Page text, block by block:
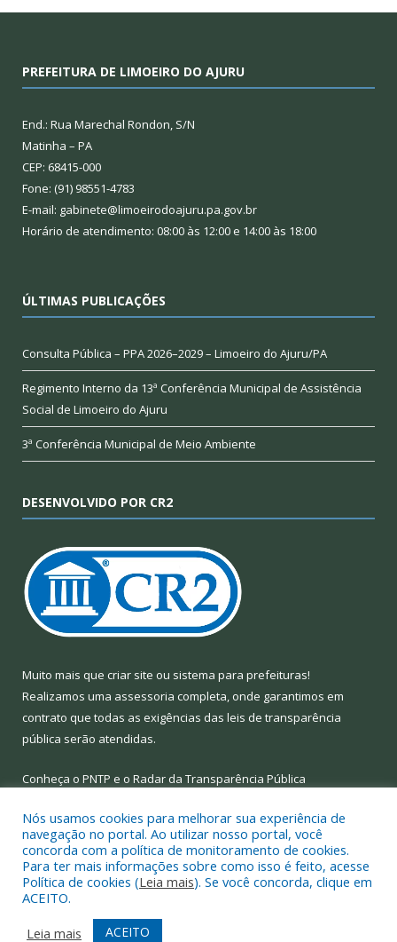
PREFEITURA DE LIMOEIRO DO AJURU
End.: Rua Marechal Rondon, S/N
Matinha – PA
CEP: 68415-000
Fone: (91) 98551-4783
E-mail: gabinete@limoeirodoajuru.pa.gov.br
Horário de atendimento: 08:00 às 12:00 e 14:00 às 18:00
ÚLTIMAS PUBLICAÇÕES
Consulta Pública – PPA 2026–2029 – Limoeiro do Ajuru/PA
Regimento Interno da 13ª Conferência Municipal de Assistência
Social de Limoeiro do Ajuru
3ª Conferência Municipal de Meio Ambiente
DESENVOLVIDO POR CR2
Muito mais que criar site ou sistema para prefeituras!
Realizamos uma assessoria completa, onde garantimos em
contrato que todas as exigências das leis de transparência
pública serão atendidas.
Conheça o PNTP e o Radar da Transparência Pública
Todos os direitos reservados a Prefeitura Municipal de Limoeiro
do Ajuru.
Mapa do Site
Acessar Área Administrativa
Nós usamos cookies para melhorar sua experiência de
navegação no portal. Ao utilizar nosso portal, você
concorda com a política de monitoramento de cookies.
Para ter mais informações sobre como isso é feito, acesse
Política de cookies (Leia mais). Se você concorda, clique em
ACEITO.
Leia mais
ACEITO